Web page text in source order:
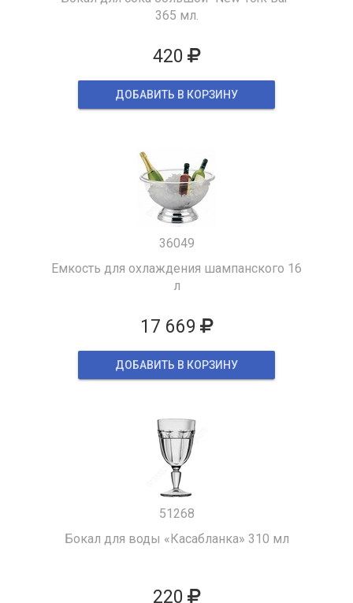
365 мл.
420
ДОБАВИТЬ В КОРЗИНУ
36049
Емкость для охлаждения шампанского 16
л
17 669
ДОБАВИТЬ В КОРЗИНУ
51268
Бокал для воды «Касабланка» 310 мл
220